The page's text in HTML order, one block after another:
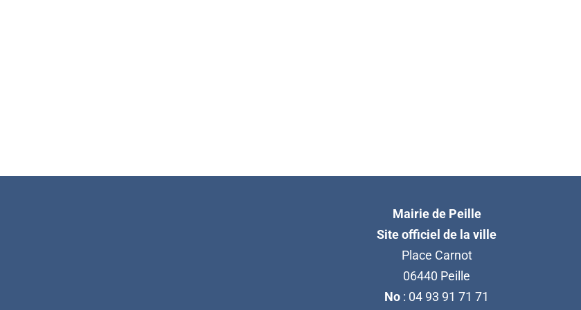
Mairie de Peille
Site officiel de la ville
Place Carnot
06440 Peille
No : 04 93 91 71 71